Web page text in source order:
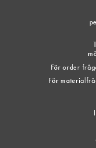
För order
För